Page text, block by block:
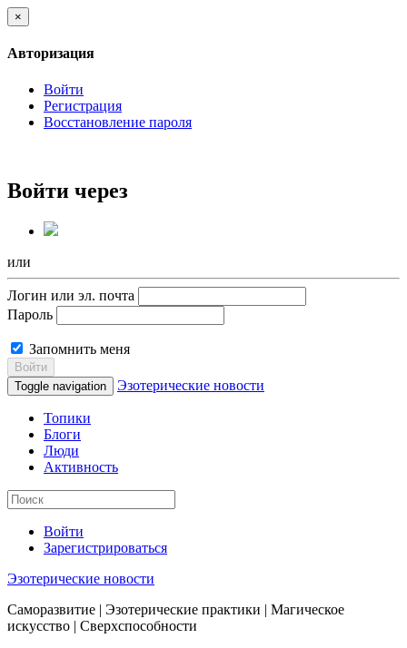
×
Авторизация
Войти
Регистрация
Восстановление пароля
Войти через
или
Логин или эл. почта
Пароль
Запомнить меня
Войти
Toggle navigation
Эзотерические новости
Топики
Блоги
Люди
Активность
Войти
Зарегистрироваться
Эзотерические новости
Саморазвитие | Эзотерические практики | Магическое
искусство | Сверхспособности